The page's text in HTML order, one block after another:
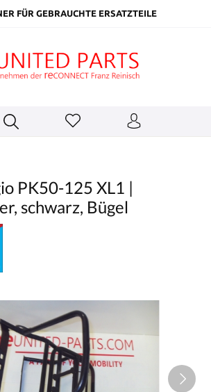
FÜR GEBRAUCHTE ERSATZTEILE
PK50-125 XL1 |
schwarz, Bügel